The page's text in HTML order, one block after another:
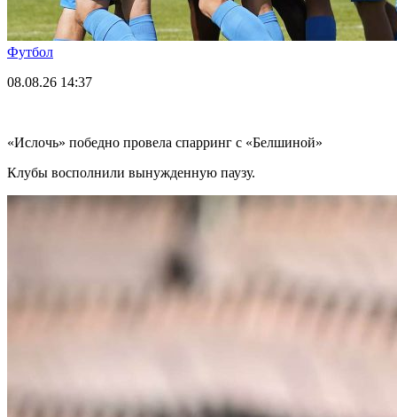
Футбол
08.08.26 14:37
«Ислочь» победно провела спарринг с «Белшиной»
Клубы восполнили вынужденную паузу.